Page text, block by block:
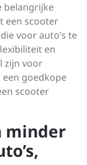
belangrijke
een scooter
voor auto’s te
en
zijn voor
een goedkope
scooter
minder